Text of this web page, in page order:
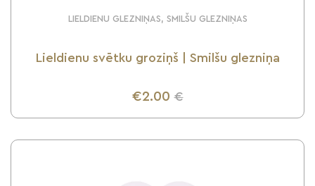
LIELDIENU GLEZNIŅAS, SMILŠU GLEZNIŅAS
Lieldienu svētku groziņš | Smilšu glezniņa
€2.00 €
UZZINI VAIRĀK